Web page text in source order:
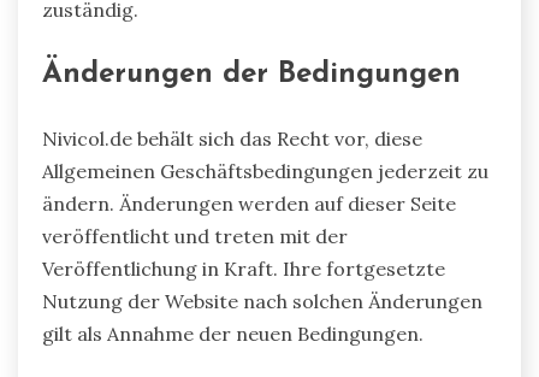
zuständig.
Änderungen der Bedingungen
Nivicol.de behält sich das Recht vor, diese
Allgemeinen Geschäftsbedingungen jederzeit zu
ändern. Änderungen werden auf dieser Seite
veröffentlicht und treten mit der
Veröffentlichung in Kraft. Ihre fortgesetzte
Nutzung der Website nach solchen Änderungen
gilt als Annahme der neuen Bedingungen.